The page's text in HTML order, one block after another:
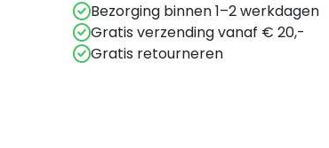
Bezorging binnen 1–2 werkdagen
Gratis verzending vanaf € 20,-
Gratis retourneren